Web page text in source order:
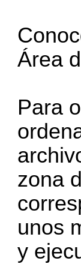
Área
Para
zona
unos
y